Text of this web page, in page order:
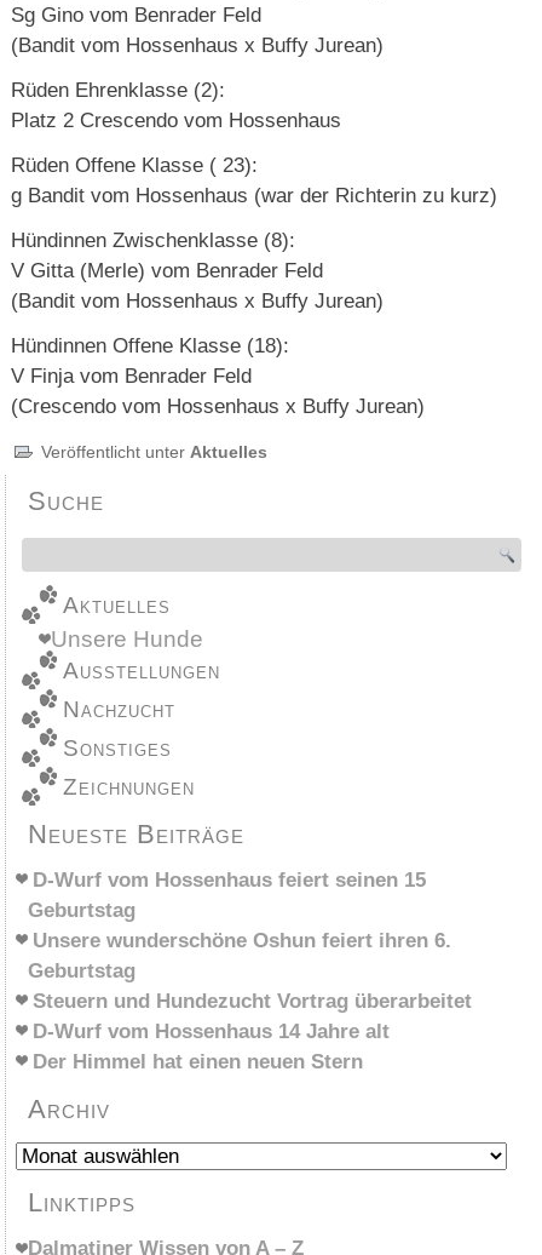
Sg Gino vom Benrader Feld
(Bandit vom Hossenhaus x Buffy Jurean)
Rüden Ehrenklasse (2):
Platz 2 Crescendo vom Hossenhaus
Rüden Offene Klasse ( 23):
g Bandit vom Hossenhaus (war der Richterin zu kurz)
Hündinnen Zwischenklasse (8):
V Gitta (Merle) vom Benrader Feld
(Bandit vom Hossenhaus x Buffy Jurean)
Hündinnen Offene Klasse (18):
V Finja vom Benrader Feld
(Crescendo vom Hossenhaus x Buffy Jurean)
Veröffentlicht unter Aktuelles
Suche
Aktuelles
Unsere Hunde
Ausstellungen
Nachzucht
Sonstiges
Zeichnungen
Neueste Beiträge
D-Wurf vom Hossenhaus feiert seinen 15
Geburtstag
Unsere wunderschöne Oshun feiert ihren 6.
Geburtstag
Steuern und Hundezucht Vortrag überarbeitet
D-Wurf vom Hossenhaus 14 Jahre alt
Der Himmel hat einen neuen Stern
Archiv
Archiv
Linktipps
Dalmatiner Wissen von A – Z